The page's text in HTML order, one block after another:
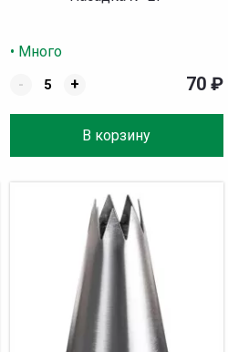
• Много
-
+
В корзину
70 ₽